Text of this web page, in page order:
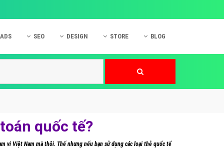
SEO DESIGN STORE BLOG
quốc tế?
vi Việt Nam mà thôi. Thế nhưng nếu bạn sử dụng các loại thẻ quốc tế